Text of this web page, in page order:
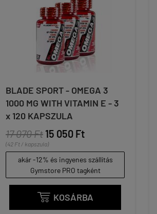
BLADE SPORT - OMEGA 3
1000 MG WITH VITAMIN E - 3
x 120 KAPSZULA
17 070 Ft 15 050 Ft
(42 Ft / kapszula)
akár -12% és ingyenes szállítás
Gymstore PRO tagként
 KOSÁRBA